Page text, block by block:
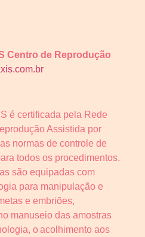
Centro de Reprodução
é certificada pela Rede
Assistida por
normas de controle de
todos os procedimentos.
são equipadas com
para manipulação e
e embriões,
manuseio das amostras
o acolhimento aos